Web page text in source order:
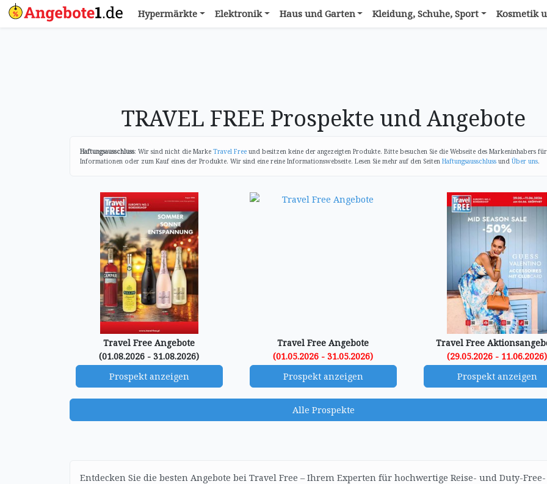
Hypermärkte Elektronik Haus und Garten Kleidung, Schuhe, Sport Kosmetik
TRAVEL FREE Prospekte und Angebote
Haftungsausschluss: Wir sind nicht die Marke Travel Free und besitzen keine der angezeigten Produkte. Bitte besuchen Sie die Webseite des Markeninhabers
Informationen oder zum Kauf eines der Produkte. Wir sind eine reine Informationswebseite. Lesen Sie mehr auf den Seiten Haftungsausschluss und Über uns.
Travel Free Angebote
(01.08.2026 - 31.08.2026)
Prospekt anzeigen
Travel Free Angebote
(01.05.2026 - 31.05.2026)
Prospekt anzeigen
Travel Free
(29.05.2026 - 11.06.2026)
Prospekt anzeigen
Alle Prospekte
Entdecken Sie die besten Angebote bei Travel Free – Ihrem Experten für hochwertige Reise- und Duty-Free-